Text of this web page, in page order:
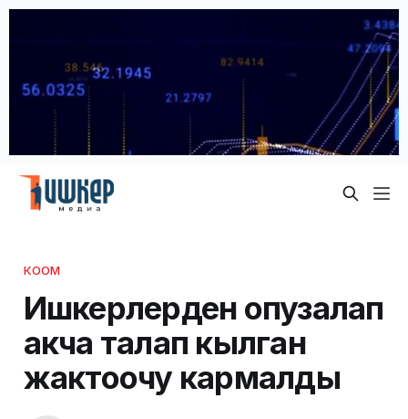
КООМ
Ишкерлерден опузалап
акча талап кылган
жактоочу кармалды